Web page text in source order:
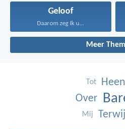
Geloof
Daarom zeg Ik u...
Meer
Tot Heen
Over
Mij